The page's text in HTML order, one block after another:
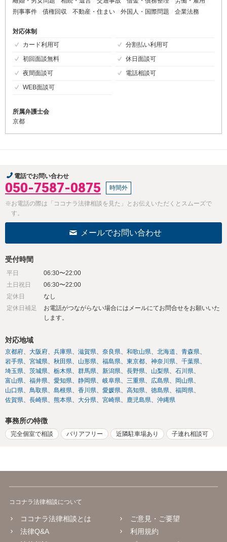
刑事事件
債権回収 不動産・住まい 外国人・国際問題 企業法務
対応体制
カード利用可
分割払い利用可
初回面談無料
休日面談可
夜間面談可
電話相談可
WEB面談可
所属弁護士会
京都
電話でお問い合わせ
050-7587-0875 時間外
※お電話の際は「ココナラ法律相談を見た」とお伝えいただくとスムーズで
す。
メールでお問い合わせ
受付時間
平日
06:30〜22:00
土日祝日
06:30〜22:00
定休日
なし
定休日補足
お電話がつながらない場合にはメールにてお問合せをお願いいた
します。
対応地域
京都府 大阪府 兵庫県 滋賀県 奈良県 和歌山県 北海道
青森県
岩手県
宮城県 秋田県 山形県 福島県 東京都 神奈川県
千葉県
埼玉県
茨城県 栃木県 群馬県 新潟県 長野県 山梨県
石川県
富山県
福井県 愛知県 静岡県 岐阜県 三重県 広島県
岡山県
山口県
鳥取県 島根県 香川県 愛媛県 高知県 徳島県
福岡県
佐賀県
長崎県 熊本県 大分県 宮崎県 鹿児島県 沖縄県
事務所の特徴
完全個室で相談 バリアフリー 近隣駐車場あり 子連れ相談可
ココナラ法律相談について
ココナラ法律相談とは
法律Q&A
ご意見・ご要望
利用規約